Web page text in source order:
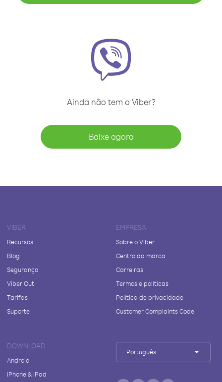
Ainda não tem o Viber?
Baixe agora
VIBER
Recursos
Blog
Segurança
Viber Out
Tarifas
Suporte
EMPRESA
Sobre o Viber
Centro da marca
Carreiras
Termos e políticas
Política de privacidade
Customer Complaints Code
DOWNLOAD
Android
iPhone & iPad
Português